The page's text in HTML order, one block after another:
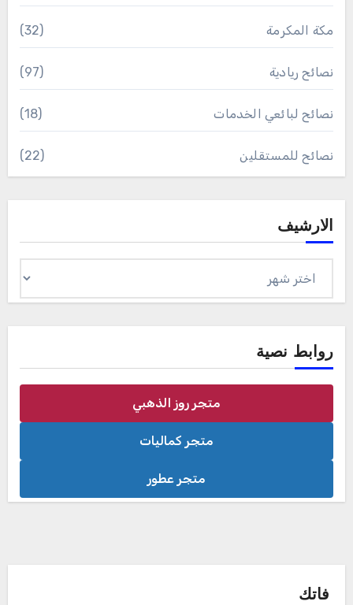
مكة المكرمة (32)
نصائح ريادية (97)
نصائح لبائعي الخدمات (18)
نصائح للمستقلين (22)
الارشيف
روابط نصية
متجر روز الذهبي
متجر كماليات
متجر عطور
فاتك